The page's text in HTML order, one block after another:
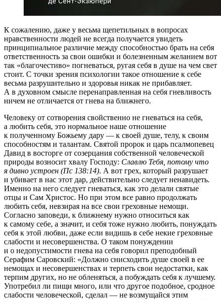
К сожалению, даже у весьма щепетильных в вопросах
нравственности людей не всегда получается увидеть
принципиальное различие между способностью брать на себя
ответственность за свои ошибки и болезненным желанием вот
так «благочестиво» погневаться, ругая себя в душе на чем свет
стоит. С точки зрения психологии такое отношение к себе
весьма разрушительно и здоровья никак не прибавляет.
А в духовном смыс­ле перенаправленная на себя гневливость
ничем не отличается от гнева на ближнего.
Человеку от сотворения свойственно не гневаться на себя,
а любить себя, это нормальное наше отношение
к полученному Божьему дару — к своей душе, телу, к своим
способностям и талантам. Святой пророк и царь псалмопевец
Давид в восторге от созерцания собственной человеческой
природы возносит хвалу Господу: Славлю Тебя, потому что
я дивно устроен (Пс 138:14). А вот грех, который разрушает
и убивает в нас этот дар, действительно следует ненавидеть.
Именно на него следует гневаться, как это делали святые
отцы и Сам Христос. Но при этом все равно продолжать
любить себя, невзирая на все свои греховные немощи.
Согласно заповеди, к ближнему нужно относиться как
к самому себе, а значит, и себя тоже нужно любить, понуждать
себя к этой любви, даже если видишь в себе некие греховные
слабости и несовершенства. О таком понуждении
и о недопустимости гнева на себя говорил преподобный
Серафим Саровский: «Должно снисходить душе своей в ее
немощах и несовершенствах и терпеть свои недостатки, как
терпим других, но не обленяться, а побуждать себя к лучшему.
Употребил ли пищи много, или что другое подобное, сродное
слабости человеческой, сделал — не возмущайся этим